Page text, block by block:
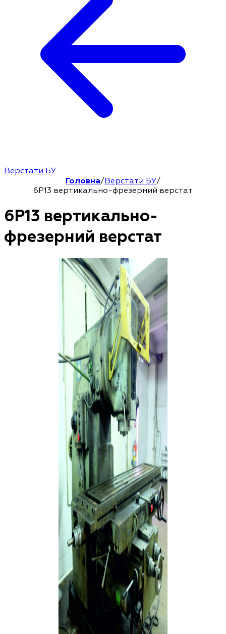
Верстати БУ
Головна/Верстати БУ/
6Р13 вертикально-фрезерний верстат
6Р13 вертикально-
фрезерний верстат